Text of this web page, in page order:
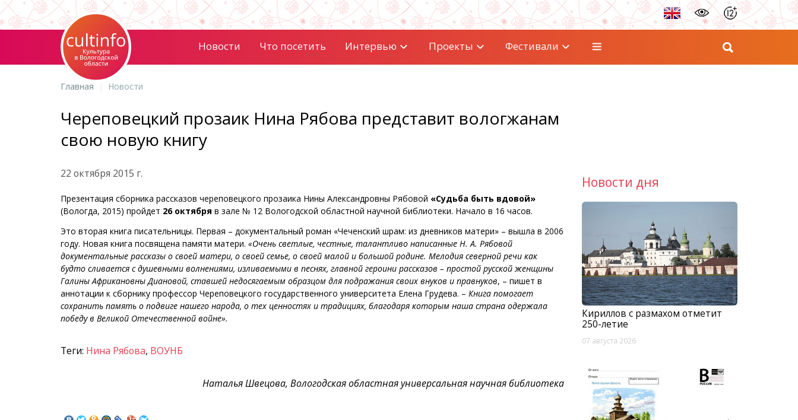
Новости Что посетить Интервью Проекты Фестивали
Главная Новости
Череповецкий прозаик Нина Рябова представит вологжанам
свою новую книгу
22 октября 2015 г.
Презентация сборника рассказов череповецкого прозаика Нины Александровны Рябовой «Судьба быть вдовой»
(Вологда, 2015) пройдет 26 октября в зале № 12 Вологодской областной научной библиотеки. Начало в 16 часов.
Это вторая книга писательницы. Первая – документальный роман «Чеченский шрам: из дневников матери» – вышла в 2006
году. Новая книга посвящена памяти матери. «Очень светлые, честные, талантливо написанные Н. А. Рябовой
документальные рассказы о своей матери, о своей семье, о своей малой и большой родине. Мелодия северной речи как
будто сливается с душевными волнениями, изливаемыми в песнях, главной героини рассказов – простой русской женщины
Галины Африкановны Диановой, ставшей недосягаемым образцом для подражания своих внуков и правнуков, – пишет в
аннотации к сборнику профессор Череповецкого государственного университета Елена Грудева. – Книга помогает
сохранить память о подвиге нашего народа, о тех ценностях и традициях, благодаря которым наша страна одержала
победу в Великой Отечественной войне».
Теги: Нина Рябова, ВОУНБ
Наталья Швецова, Вологодская областная универсальная научная библиотека
Новости дня
Кириллов с размахом отметит
250-летие
07 августа 2026